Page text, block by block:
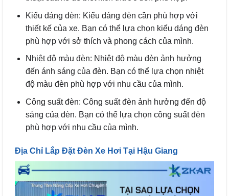
Kiểu dáng đèn: Kiểu dáng đèn cần phù hợp với
thiết kế của xe. Bạn có thể lựa chọn kiểu dáng đèn
phù hợp với sở thích và phong cách của mình.
Nhiệt độ màu đèn: Nhiệt độ màu đèn ảnh hưởng
đến ánh sáng của đèn. Bạn có thể lựa chọn nhiệt
độ màu đèn phù hợp với nhu cầu của mình.
Công suất đèn: Công suất đèn ảnh hưởng đến độ
sáng của đèn. Bạn có thể lựa chọn công suất đèn
phù hợp với nhu cầu của mình.
Địa Chỉ Lắp Đặt Đèn Xe Hơi Tại Hậu Giang